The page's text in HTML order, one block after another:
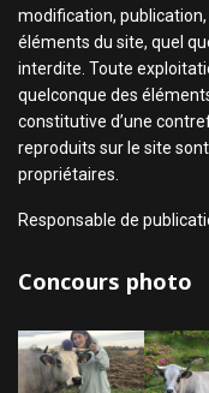
modification,
éléments du site, quel
interdite. Toute
quelconque des
constitutive d’une
reproduits sur le site
propriétaires.
Responsable de
Concours photo